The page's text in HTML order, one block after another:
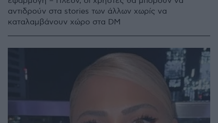
αντιδρούν στα stories των άλλων χωρίς να
καταλαμβάνουν χώρο στα DM